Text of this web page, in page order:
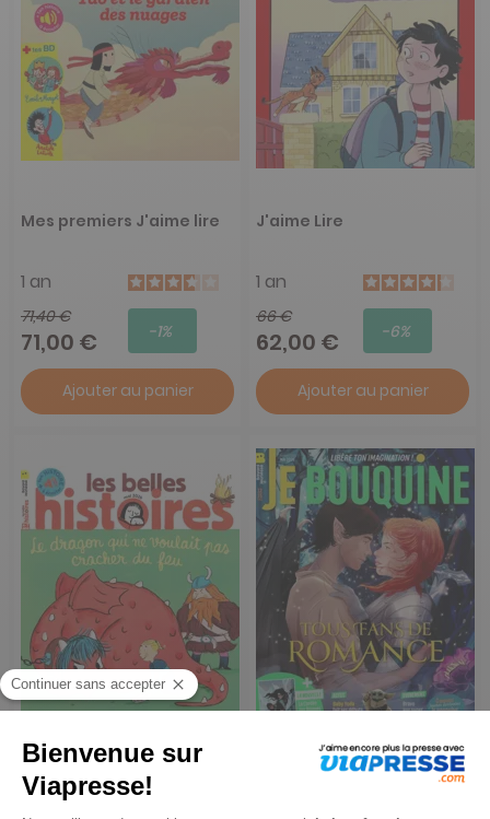
Mes premiers J'aime lire
1 an
71,40 €
71,00 € -1%
Ajouter au panier
J'aime Lire
1 an
66 €
62,00 € -6%
Ajouter au panier
Les Belles Histoires